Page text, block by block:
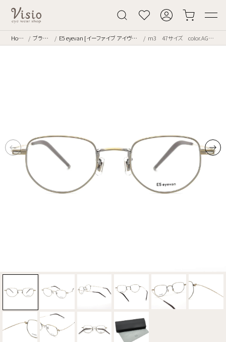
Home ブランド E5 eyevan [イーファイブ アイヴァン] m3 47サイズ color.AGWG